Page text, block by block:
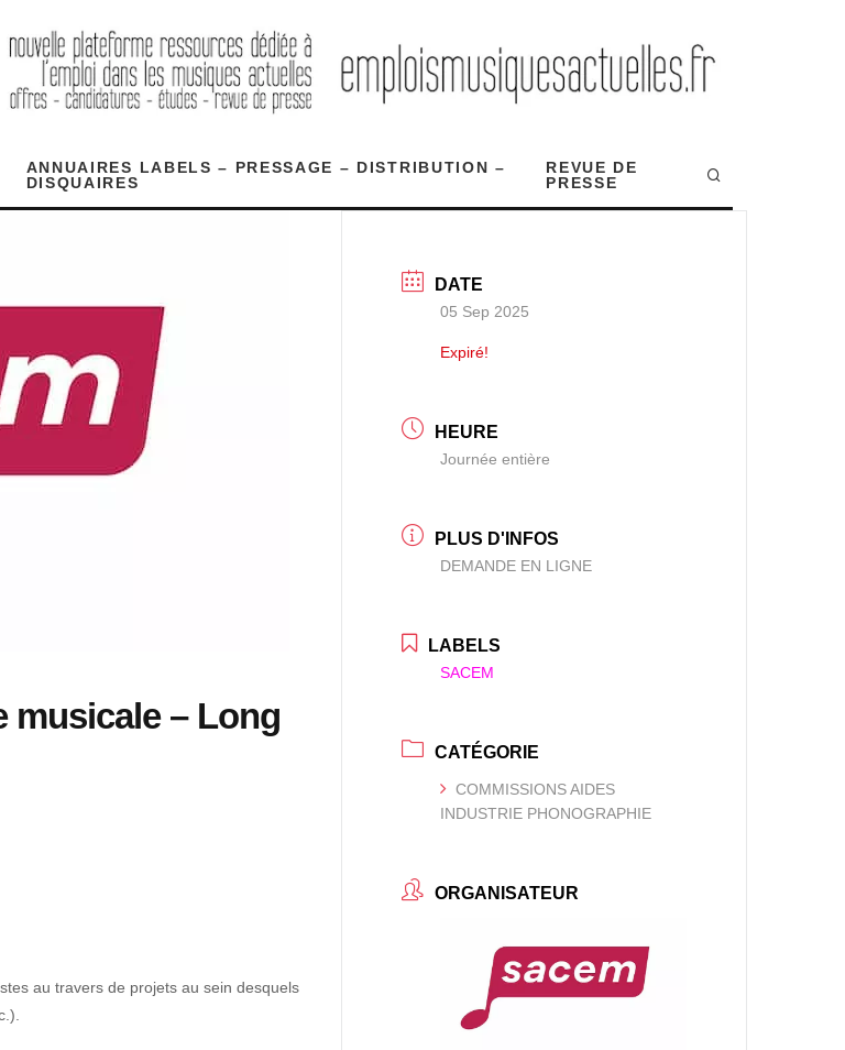
ANNUAIRES LABELS – PRESSAGE – DISTRIBUTION –
DISQUAIRES
REVUE DE
PRESSE
musicale – Long
au travers de projets au sein desquels
DATE
05 Sep 2025
Expiré!
HEURE
Journée entière
PLUS D'INFOS
DEMANDE EN LIGNE
LABELS
SACEM
CATÉGORIE
COMMISSIONS AIDES
INDUSTRIE PHONOGRAPHIE
ORGANISATEUR